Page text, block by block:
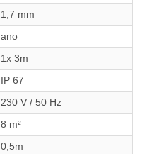
1,7 mm
ano
1x 3m
IP 67
230 V / 50 Hz
8 m²
0,5m